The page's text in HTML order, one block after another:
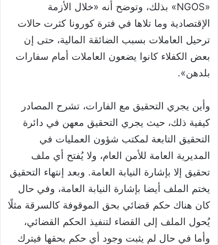
«NGOS» بذلك، وتوضح أنه «خلال الأزمة
الإقتصادية وما تلاها في فترة كورونا كثرت حالات
ترحيل العاملات بسبب الضائقة المالية، حتى إن
بعض الكفلاء كانوا يضعون العاملات أمام سفارات
بلدهن».
وأين يجري التحقيق مع الفارات، تشرح المصادر
كيفية ذلك، حيث يجري التحقيق معهن في دائرة
التحقيق التابعة لمكتب شؤون العمليات في
المديرية العامة للأمن العام، ولا يُفتح أي ملف
تحقيق إلا بإشارة النيابة العامة. وبعد إنتهاء التحقيق
يختم الملف أيضا بإشارة النيابة العامة، وفي حال
كان هناك حكم قضائي بحق الموقوفة كالسرقة مثلًا
يُحول الملف إلى القضاء لتنفيذ الحكم القضائي،
وأما في حال لم يثبت وجود أي حكم بحقها فيترك